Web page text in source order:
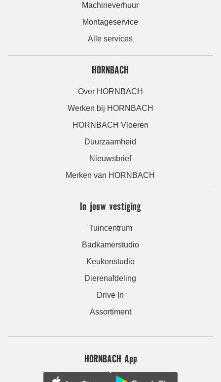
Machineverhuur
Montageservice
Alle services
HORNBACH
Over HORNBACH
Werken bij HORNBACH
HORNBACH Vloeren
Duurzaamheid
Nieuwsbrief
Merken van HORNBACH
In jouw vestiging
Tuincentrum
Badkamerstudio
Keukenstudio
Dierenafdeling
Drive In
Assortiment
HORNBACH App